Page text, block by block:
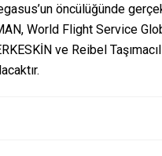
öncülüğünde
World Flight Service
ve Reibel